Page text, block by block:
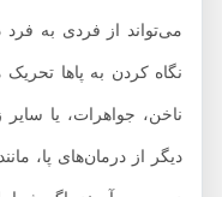
می‌تواند از فردی به فرد
نگاه کردن به پاها تحریک
ناخن، جواهرات، یا سایر
دیگر از درمان‌های پا،